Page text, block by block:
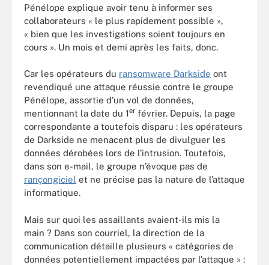
Pénélope explique avoir tenu à informer ses
collaborateurs « le plus rapidement possible »,
« bien que les investigations soient toujours en
cours ». Un mois et demi après les faits, donc.
Car les opérateurs du ransomware Darkside ont
revendiqué une attaque réussie contre le groupe
Pénélope, assortie d’un vol de données,
mentionnant la date du 1er février. Depuis, la page
correspondante a toutefois disparu : les opérateurs
de Darkside ne menacent plus de divulguer les
données dérobées lors de l’intrusion. Toutefois,
dans son e-mail, le groupe n’évoque pas de
rançongiciel et ne précise pas la nature de l’attaque
informatique.
Mais sur quoi les assaillants avaient-ils mis la
main ? Dans son courriel, la direction de la
communication détaille plusieurs « catégories de
données potentiellement impactées par l’attaque » :